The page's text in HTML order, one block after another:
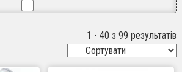
1 - 40 з 99 результатів